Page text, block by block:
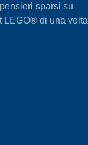
sparsi su
LEGO® di una volta